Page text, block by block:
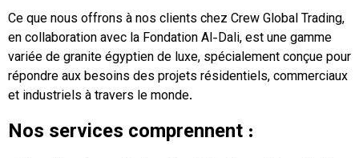
Ce que nous offrons à nos clients chez Crew Global Trading,
en collaboration avec la Fondation Al-Dali, est une gamme
variée de granite égyptien de luxe, spécialement conçue pour
répondre aux besoins des projets résidentiels, commerciaux
et industriels à travers le monde.
Nos services comprennent :